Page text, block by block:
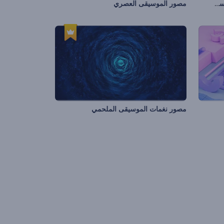
تجسيد بصري للموسيقى بمكعبات الفسيفساء مصور الموسيقى العصري
مصور نغمات الموسيقى الملحمي